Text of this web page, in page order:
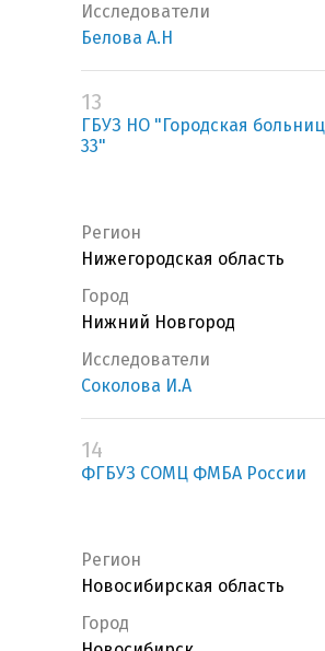
Исследователи
Белова А.Н
13
ГБУЗ НО "Городская
33"
Регион
Нижегородская область
Город
Нижний Новгород
Исследователи
Соколова И.А
14
ФГБУЗ СОМЦ ФМБА России
Регион
Новосибирская область
Город